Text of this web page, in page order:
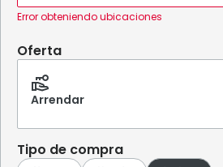
Error obteniendo ubicaciones
Oferta
Arrendar
Tipo de compra